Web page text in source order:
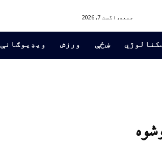
جمعه, اگست 7, 2026
ښځې ورزش ویډیوګانې